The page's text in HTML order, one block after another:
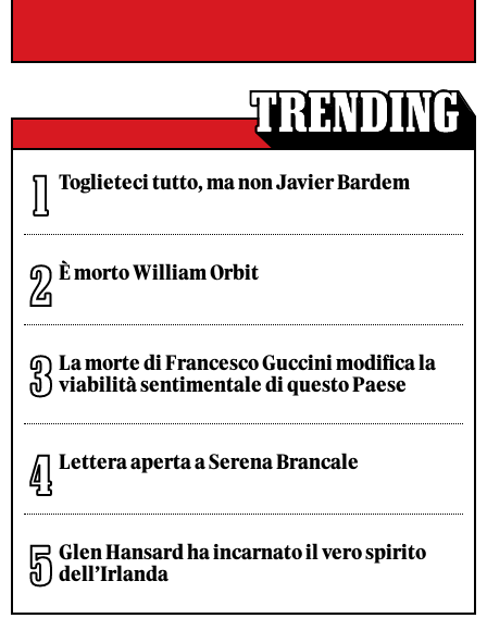
Toglieteci tutto, ma non Javier Bardem
È morto William Orbit
La morte di Francesco Guccini modifica la
viabilità sentimentale di questo Paese
Lettera aperta a Serena Brancale
Glen Hansard ha incarnato il vero spirito
dell’Irlanda